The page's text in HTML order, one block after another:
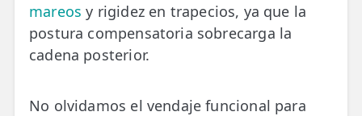
mareos y rigidez en trapecios, ya que la
postura compensatoria sobrecarga la
cadena posterior.
No olvidamos el vendaje funcional para